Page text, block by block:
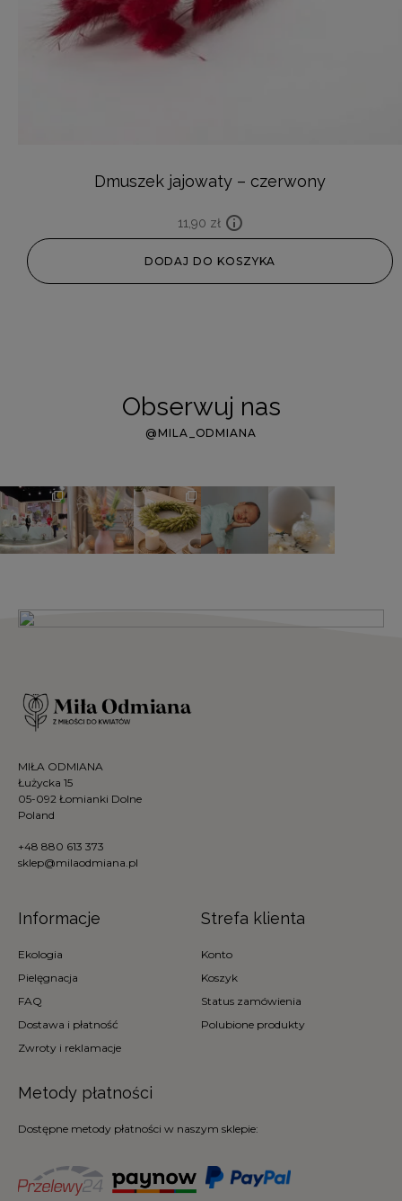
Dmuszek jajowaty – czerwony
11,90 zł
DODAJ DO KOSZYKA
Obserwuj nas
@MILA_ODMIANA
MIŁA ODMIANA
Łużycka 15
05-092 Łomianki Dolne
Poland
+48 880 613 373
sklep@milaodmiana.pl
Informacje
Ekologia
Pielęgnacja
FAQ
Dostawa i płatność
Zwroty i reklamacje
Strefa klienta
Konto
Koszyk
Status zamówienia
Polubione produkty
Metody płatności
Dostępne metody płatności w naszym sklepie: